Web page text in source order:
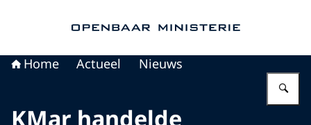
Home Actueel Nieuws
KMar handelde